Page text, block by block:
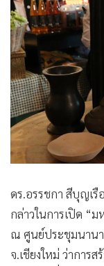
• Celeb Online
• Factcheck
• ญี่ปุ่น
• News1
• Gotomanager
ดร.อรรชกา สีบุญเรื
กล่าวในการเปิด “
ณ ศูนย์ประชุมนานา
จ.เชียงใหม่ ว่าการ